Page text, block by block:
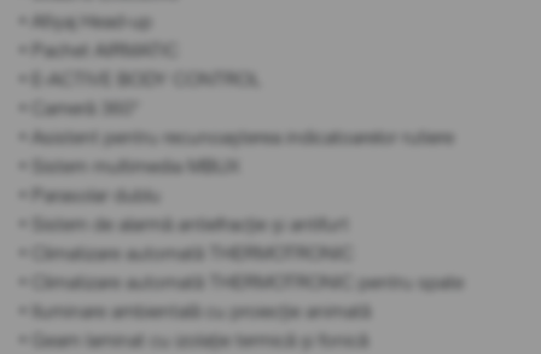
• Afișaj Head-up
• Pachet AIRMATIC
• E-ACTIVE BODY CONTROL
• Cameră 360°
• Asistent pentru recunoașterea indicatoarelor rutiere
• Sistem multimedia MBUX
• Parasolar dublu
• Sistem de alarmă antiefracție și antifurt
• Climatizare automată THERMOTRONIC
• Climatizare automată THERMOTRONIC pentru spate
• Iluminare ambientală cu proiecție animată
• Geam laminat cu izolație termică și fonică